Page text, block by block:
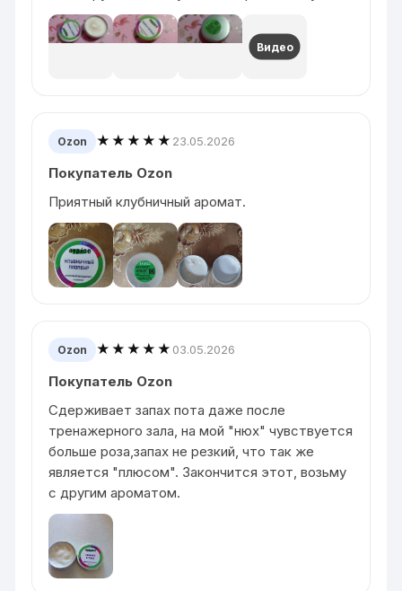
Видео
Ozon ★★★★★ 23.05.2026
Покупатель Ozon
Приятный клубничный аромат.
Ozon ★★★★★ 03.05.2026
Покупатель Ozon
Сдерживает запах пота даже после
тренажерного зала, на мой "нюх" чувствуется
больше роза,запах не резкий, что так же
является "плюсом". Закончится этот, возьму
с другим ароматом.